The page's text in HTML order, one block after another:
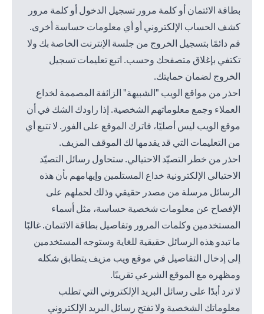
بطاقة الائتمان أو كلمة مرور تسجيل الدخول أو كلمة مرور
كشف الحساب الإلكتروني أو أي معلومات حساسة أخرى.
قم دائمًا بتسجيل الخروج من جلسة الإنترنت الخاصة بك ولا
تكتفي بإغلاق متصفحك وحسب. اتبع تعليمات تسجيل
الخروج لضمان حمايتك.
احذر من مواقع الويب "الشبيهة" الزائفة المصممة لخداع
العملاء وجمع معلوماتهم الشخصية. إذا راودك الشك في أن
موقع الويب ليس أصليًا، فاترك الموقع على الفور. لا تتبع أي
من التعليمات التي قد يقدمها لك الموقف المزيف.
احذر من خطر التصيّد الاحتيالي. ستحاول رسائل التصيّد
الاحتيالي الإلكترونية خداع المستلمين وإيهامهم بأن هذه
الرسائل مرسلة من مصدر حقيقي وذلك لحملهم على
الإفصاح عن معلومات شخصية حساسة، مثل أسماء
المستخدمين وكلمات المرور وتفاصيل بطاقة الائتمان. غالبًا
ما تبدو هذه الرسائل حقيقية للغاية وستوجه المستخدمين
إلى إدخال التفاصيل في موقع ويب مزيف يتطابق شكله
ومظهره مع الموقع الشرعي تقريبًا.
لا ترد أبدًا على رسائل البريد الإلكتروني التي تطلب
معلوماتك الشخصية ولا تفتح رسائل البريد الإلكتروني